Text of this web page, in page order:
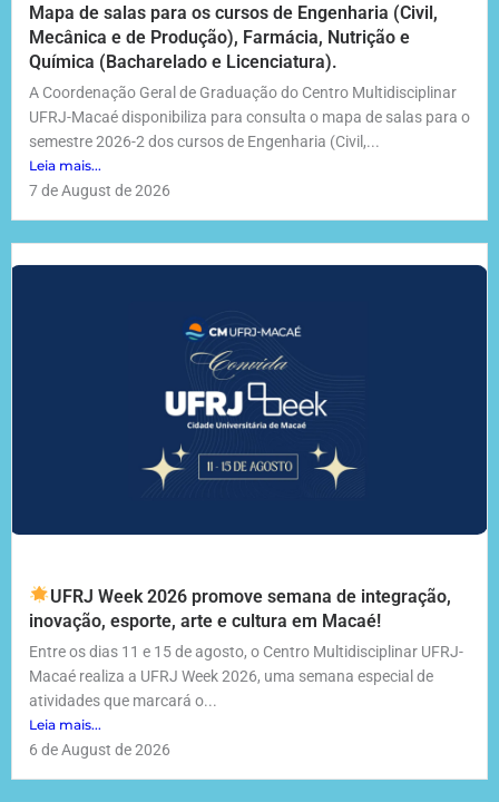
Mapa de salas para os cursos de Engenharia (Civil,
Mecânica e de Produção), Farmácia, Nutrição e
Química (Bacharelado e Licenciatura).
A Coordenação Geral de Graduação do Centro Multidisciplinar
UFRJ-Macaé disponibiliza para consulta o mapa de salas para o
semestre 2026-2 dos cursos de Engenharia (Civil,...
Leia mais...
7 de August de 2026
UFRJ Week 2026 promove semana de integração,
inovação, esporte, arte e cultura em Macaé!
Entre os dias 11 e 15 de agosto, o Centro Multidisciplinar UFRJ-
Macaé realiza a UFRJ Week 2026, uma semana especial de
atividades que marcará o...
Leia mais...
6 de August de 2026